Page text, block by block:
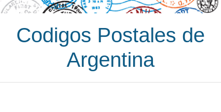
Codigos Postales de
Argentina